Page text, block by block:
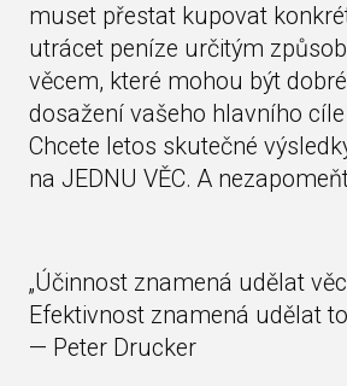
muset přestat kupovat
utrácet peníze určitým
věcem, které mohou být
dosažení vašeho hlavního
Chcete letos skutečné
na JEDNU VĚC. A
„Účinnost znamená udělat
Efektivnost znamená udělat
— Peter Drucker